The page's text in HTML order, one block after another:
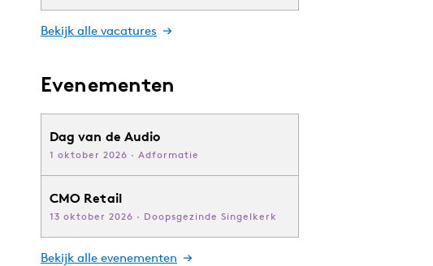
Bekijk alle vacatures
Evenementen
Dag van de Audio
1 oktober 2026 · Adformatie
CMO Retail
13 oktober 2026 · Doopsgezinde Singelkerk
Bekijk alle evenementen